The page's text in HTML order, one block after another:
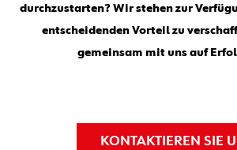
durchzustarten? Wir stehen zur
entscheidenden Vorteil zu
gemeinsam mit uns auf
KONTAKTIEREN SIE